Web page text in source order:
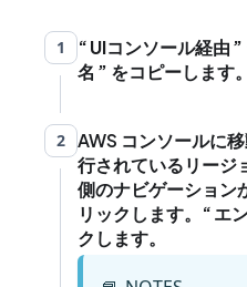
1 UIコンソール経由
名
をコピーします。
2 AWS コンソールに
行されているリージ
側のナビゲーション
リックします。
エ
クします。